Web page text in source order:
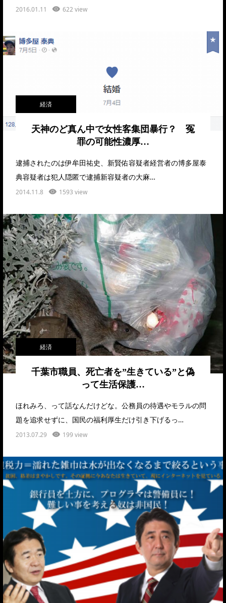
2016.01.11 622 view
経済
天神のど真ん中で女性客集団暴行？ 冤
罪の可能性濃厚…
逮捕されたのは伊牟田祐史、新賢佑容疑者経営者の博多屋泰
典容疑者は犯人隠匿で逮捕新容疑者の大麻…
2014.11.8 1593 view
経済
千葉市職員、死亡者を”生きている”と偽
って生活保護…
ほれみろ、って話なんだけどな。公務員の待遇やモラルの問
題を追求せずに、国民の福利厚生だけ引き下げるっ…
2013.07.29 199 view